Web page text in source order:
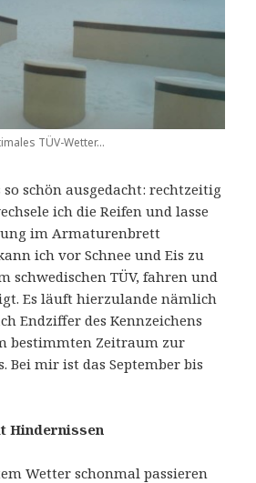
TÜV-Wetter...
schön ausgedacht: rechtzeitig
ich die Reifen und lasse
im Armaturenbrett
ich vor Schnee und Eis zu
schwedischen TÜV, fahren und
Es läuft hierzulande nämlich
Endziffer des Kennzeichens
bestimmten Zeitraum zur
Bei mir ist das September bis
Hindernissen
Wetter schonmal passieren